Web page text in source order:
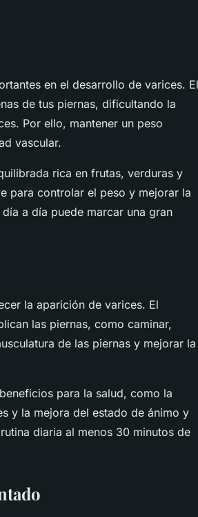
en el desarrollo de varices. El
de tus piernas, dificultando la
Por ello, mantener un peso
vascular.
rica en frutas, verduras y
para controlar el peso y mejorar la
a día puede marcar una gran
la aparición de varices. El
las piernas, como caminar,
de las piernas y mejorar la
para la salud, como la
y la mejora del estado de ánimo y
diaria al menos 30 minutos de